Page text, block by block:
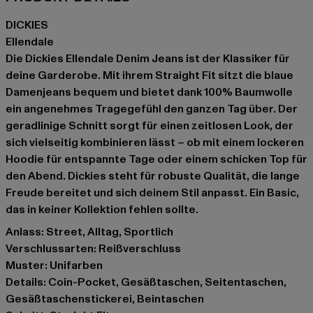
DICKIES
Ellendale
Die Dickies Ellendale Denim Jeans ist der Klassiker für
deine Garderobe. Mit ihrem Straight Fit sitzt die blaue
Damenjeans bequem und bietet dank 100% Baumwolle
ein angenehmes Tragegefühl den ganzen Tag über. Der
geradlinige Schnitt sorgt für einen zeitlosen Look, der
sich vielseitig kombinieren lässt – ob mit einem lockeren
Hoodie für entspannte Tage oder einem schicken Top für
den Abend. Dickies steht für robuste Qualität, die lange
Freude bereitet und sich deinem Stil anpasst. Ein Basic,
das in keiner Kollektion fehlen sollte.
Anlass: Street, Alltag, Sportlich
Verschlussarten: Reißverschluss
Muster: Unifarben
Details: Coin-Pocket, Gesäßtaschen, Seitentaschen,
Gesäßtaschenstickerei, Beintaschen